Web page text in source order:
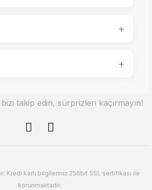
Lumo Puf
11.000,00 TL
+
+
takip edin, sürprizleri kaçırmayın!
Kredi kartı bilgileriniz 256bit SSL sertifikası ile
korunmaktadır.